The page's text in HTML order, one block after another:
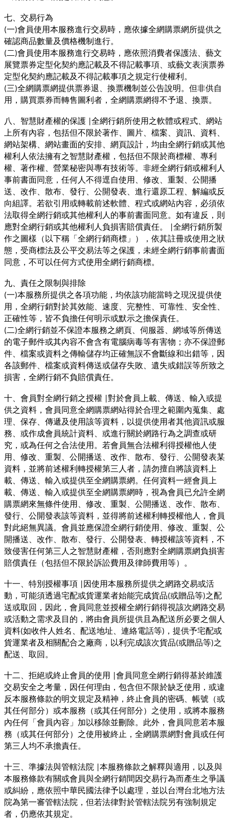
七、交易行為
(一)會員使用本服務進行交易時，應依據全網購票網所提供之
確認商品數量及價格機制進行。
(二)會員使用本服務進行交易時，應依照消費者保護法、藝文
展覽票券定型化契約應記載及不得記載事項、或藝文表演票券
定型化契約應記載及不得記載事項之規定行使權利。
(三)全網購票網提供票券退、換票機制並公告說明。但非供自
用，購買票券而轉售圖利者，全網購票網得不予退、換票。
八、智慧財產權的保護 全網行銷所使用之軟體或程式、網站
上所有內容，包括但不限於著作、圖片、檔案、資訊、資料、
網站架構、網站畫面的安排、網頁設計，均由全網行銷或其他
權利人依法擁有之智慧財產權，包括但不限於商標權、專利
權、著作權、營業秘密與專有技術等。非經全網行銷或權利人
事前書面同意，任何人不得逕自使用、修改、重製、公開播
送、改作、散布、發行、公開發表、進行還原工程、解編或反
向組譯。若欲引用或轉載前述軟體、程式或網站內容，必須依
法取得全網行銷或其他權利人的事前書面同意。如有違反，則
應對全網行銷或其他權利人負損害賠償責任。
全網行銷所製
作之圖樣（以下稱「全網行銷商標」），依其註冊或使用之狀
態，受商標法及公平交易法等之保護，未經全網行銷事前書面
同意，不可以任何方式使用全網行銷商標。
九、責任之限制與排除
(一)本服務所提供之各項功能，均依該功能當時之現況提供使
用，全網行銷對於其效能、速度、完整性、可靠性、安全性、
正確性等，皆不負擔任何明示或默示之擔保責任。
(二)全網行銷並不保證本服務之網頁、伺服器、網域等所傳送
的電子郵件或其內容不會含有電腦病毒等有害物；亦不保證郵
件、檔案或資料之傳輸儲存均正確無誤不會斷線和出錯等，因
各該郵件、檔案或資料傳送或儲存失敗、遺失或錯誤等所致之
損害，全網行銷不負賠償責任。
十、會員對全網行銷之授權 對於會員上載、傳送、輸入或提
供之資料，會員同意全網購票網站得於合理之範圍內蒐集、處
理、保存、傳遞及使用該等資料，以提供使用者其他資訊或服
務、或作成會員統計資料、或進行關於網路行為之調查或研
究，或為任何之合法使用。若會員無合法權利得授權他人使
用、修改、重製、公開播送、改作、散布、發行、公開發表某
資料，並將前述權利轉授權第三人者，請勿擅自將該資料上
載、傳送、輸入或提供至全網購票網。任何資料一經會員上
載、傳送、輸入或提供至全網購票網時，視為會員已允許全網
購票網來無條件使用、修改、重製、公開播送、改作、散布、
發行、公開發表該等資料，並得將前述權利轉授權他人，會員
對此絕無異議。會員並應保證全網行銷使用、修改、重製、公
開播送、改作、散布、發行、公開發表、轉授權該等資料，不
致侵害任何第三人之智慧財產權，否則應對全網購票網負損害
賠償責任（包括但不限於訴訟費用及律師費用等）。
十一、特別授權事項 因使用本服務所提供之網路交易或活
動，可能須透過宅配或貨運業者始能完成貨品(或贈品等)之配
送或取回，因此，會員同意並授權全網行銷得視該次網路交易
或活動之需求及目的，將由會員所提供且為配送所必要之個人
資料(如收件人姓名、配送地址、連絡電話等) ，提供予宅配或
貨運業者及相關配合之廠商，以利完成該次貨品(或贈品等)之
配送、取回。
十二、拒絕或終止會員的使用 會員同意全網行銷得基於維護
交易安全之考量，因任何理由，包含但不限於缺乏使用，或違
反本服務條款的明文規定及精神，終止會員的密碼、帳號（或
其任何部分）或本服務（或其任何部分）之使用，或將本服務
內任何「會員內容」加以移除並刪除。此外，會員同意若本服
務（或其任何部分）之使用被終止，全網購票網對會員或任何
第三人均不承擔責任。
十三、準據法與管轄法院 本服務條款之解釋與適用，以及與
本服務條款有關或會員與全網行銷間因交易行為而產生之爭議
或糾紛，應依照中華民國法律予以處理，並以台灣台北地方法
院為第一審管轄法院，但若法律對於管轄法院另有強制規定
者，仍應依其規定。